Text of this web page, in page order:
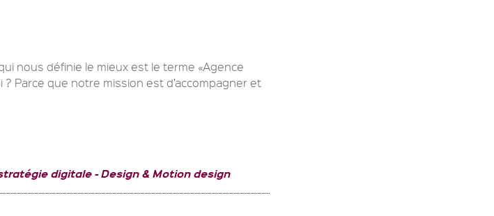
nous définie le mieux est le terme «Agence
? Parce que notre mission est d’accompagner et
digitale Design & Motion design